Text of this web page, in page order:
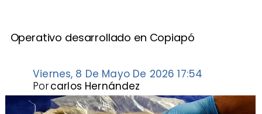
Operativo desarrollado en Copiapó
Viernes, 8 De Mayo De 2026 17:54
carlos Hernández
Por